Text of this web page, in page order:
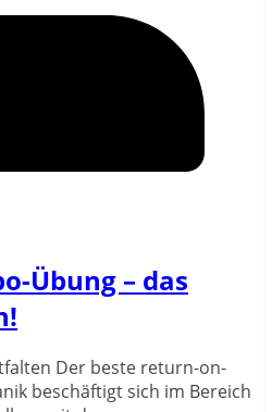
Übung – das
Der beste return-on-
beschäftigt sich im Bereich